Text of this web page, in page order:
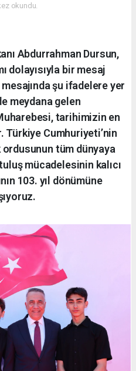
okundu.
Abdurrahman Dursun,
dolayısıyla bir mesaj
mesajında şu ifadelere yer
meydana gelen
tarihimizin en
Türkiye Cumhuriyeti’nin
ordusunun tüm dünyaya
mücadelesinin kalıcı
103. yıl dönümüne